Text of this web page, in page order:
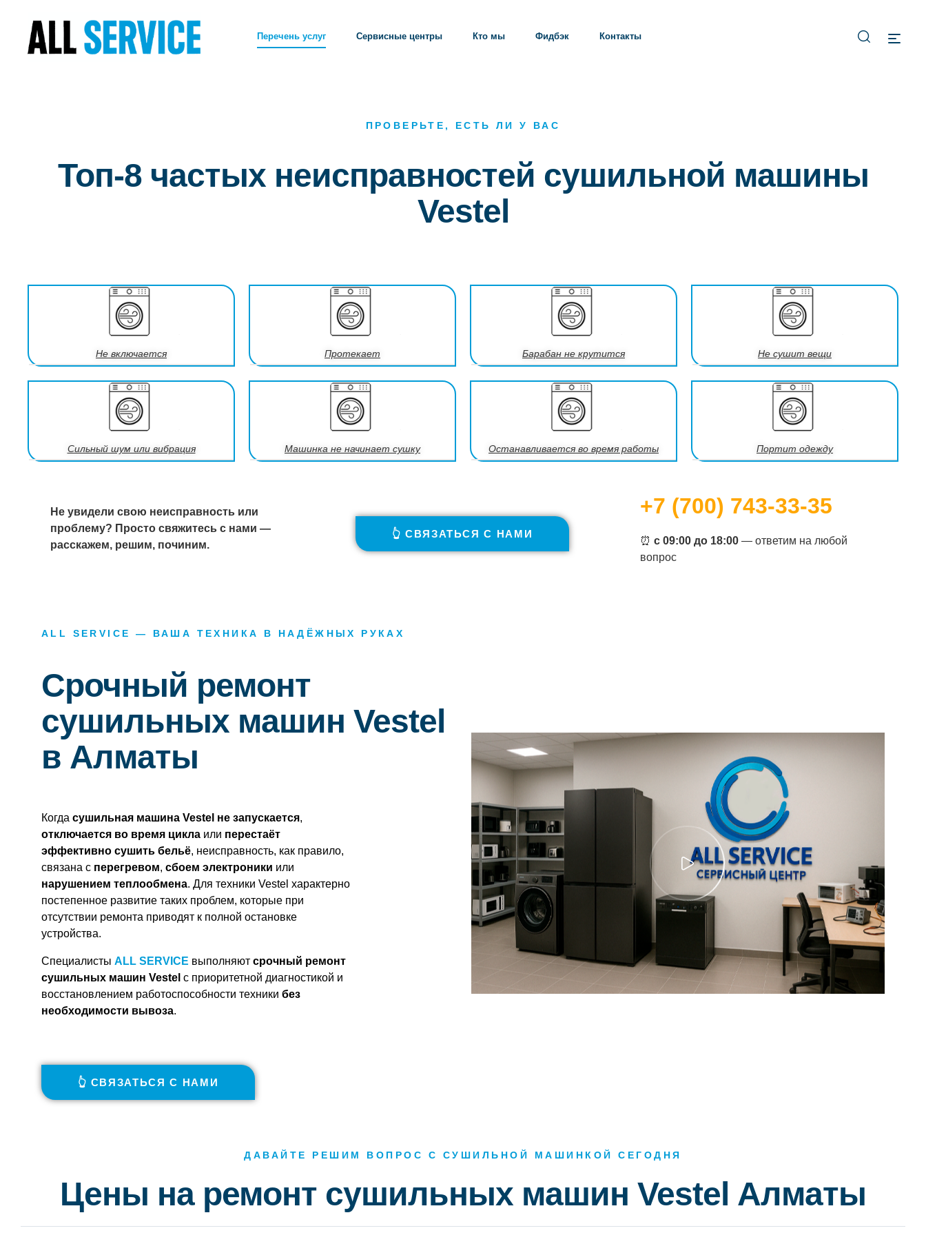
Перечень услуг Сервисные центры Кто мы Фидбэк Контакты
ПРОВЕРЬТЕ, ЕСТЬ ЛИ У ВАС
Топ-8 частых неисправностей сушильной машины
Vestel
Не включается Протекает Барабан не крутится Не сушит вещи
Сильный шум или вибрация Машинка не начинает сушку Останавливается во время работы Портит одежду
Не увидели свою неисправность или
проблему? Просто свяжитесь с нами —
расскажем, решим, починим.
👆 СВЯЗАТЬСЯ С НАМИ
+7 (700) 743-33-35
⏰ с 09:00 до 18:00— ответим на любой
вопрос
ALL SERVICE — ВАША ТЕХНИКА В НАДЁЖНЫХ РУКАХ
Срочный ремонт
сушильных машин Vestel
в Алматы
Когда сушильная машина Vestel не запускается,
отключается во время цикла или перестаёт
эффективно сушить бельё, неисправность, как правило,
связана с перегревом, сбоем электроники или
нарушением теплообмена. Для техники Vestel характерно
постепенное развитие таких проблем, которые при
отсутствии ремонта приводят к полной остановке
устройства.
Специалисты ALL SERVICE выполняют срочный ремонт
сушильных машин Vestel с приоритетной диагностикой и
восстановлением работоспособности техники без
необходимости вывоза.
👆 СВЯЗАТЬСЯ С НАМИ
ДАВАЙТЕ РЕШИМ ВОПРОС С СУШИЛЬНОЙ МАШИНКОЙ СЕГОДНЯ
Цены на ремонт сушильных машин Vestel Алматы